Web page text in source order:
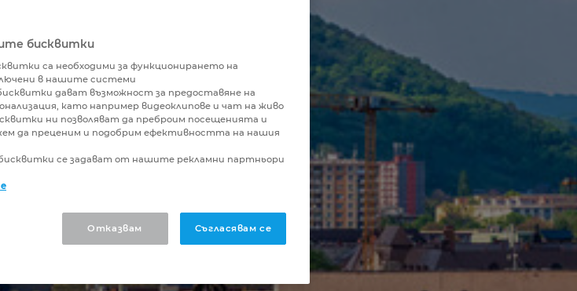
бисквитки
са необходими за функционирането на
в нашите системи
дават възможност за предоставяне на
като например видеоклипове и чат на живо
ни позволяват да преброим посещенията и
да преценим и подобрим ефективността на нашия
се задават от нашите рекламни партньори
Отказвам Съгласявам се